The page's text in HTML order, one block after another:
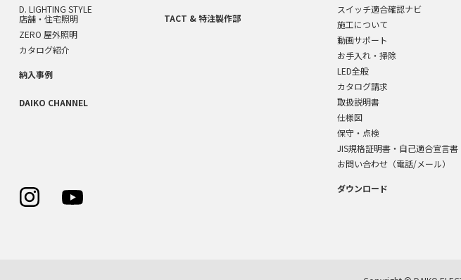
D. LIGHTING STYLE
店舗・住宅照明
ZERO 屋外照明
カタログ紹介
納入事例
DAIKO CHANNEL
TACT & 特注製作部
スイッチ適合確認ナビ
施工について
動画サポート
お手入れ・掃除
LED全般
カタログ請求
取扱説明書
仕様図
保守・点検
JIS規格証明書・自己適合宣言書
お問い合わせ（電話/メール）
ダウンロード